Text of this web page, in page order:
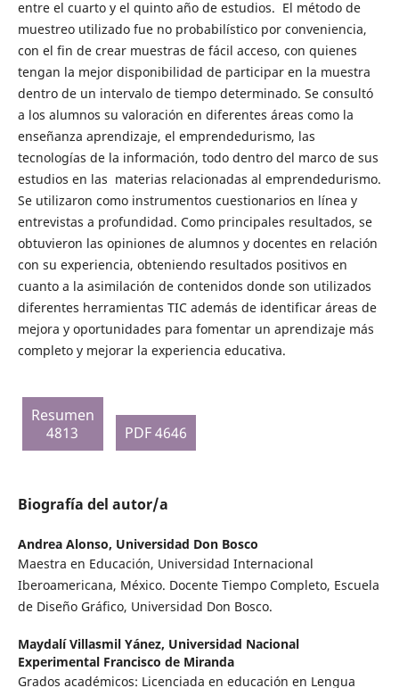
entre el cuarto y el quinto año de estudios. El método de
muestreo utilizado fue no probabilístico por conveniencia,
con el fin de crear muestras de fácil acceso, con quienes
tengan la mejor disponibilidad de participar en la muestra
dentro de un intervalo de tiempo determinado. Se consultó
a los alumnos su valoración en diferentes áreas como la
enseñanza aprendizaje, el emprendedurismo, las
tecnologías de la información, todo dentro del marco de sus
estudios en las materias relacionadas al emprendedurismo.
Se utilizaron como instrumentos cuestionarios en línea y
entrevistas a profundidad. Como principales resultados, se
obtuvieron las opiniones de alumnos y docentes en relación
con su experiencia, obteniendo resultados positivos en
cuanto a la asimilación de contenidos donde son utilizados
diferentes herramientas TIC además de identificar áreas de
mejora y oportunidades para fomentar un aprendizaje más
completo y mejorar la experiencia educativa.
Resumen
4813
PDF 4646
Biografía del autor/a
Andrea Alonso, Universidad Don Bosco
Maestra en Educación, Universidad Internacional
Iberoamericana, México. Docente Tiempo Completo, Escuela
de Diseño Gráfico, Universidad Don Bosco.
Maydalí Villasmil Yánez, Universidad Nacional
Experimental Francisco de Miranda
Grados académicos: Licenciada en educación en Lengua